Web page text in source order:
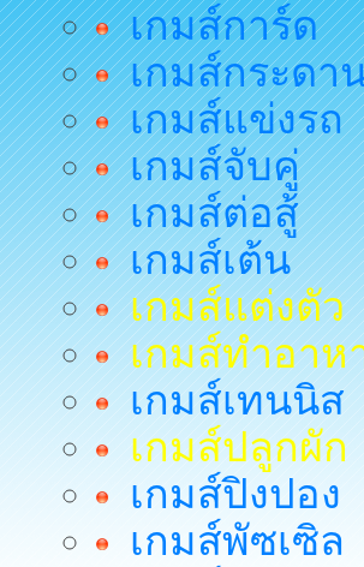
เกมส์การ์ด
เกมส์กระดา
เกมส์แข่งรถ
เกมส์จับคู่
เกมส์ต่อสู้
เกมส์เต้น
เกมส์แต่งตัว
เกมส์ทำอาห
เกมส์เทนนิส
เกมส์ปลูกผัก
เกมส์ปิงปอง
เกมส์พัซเซิล